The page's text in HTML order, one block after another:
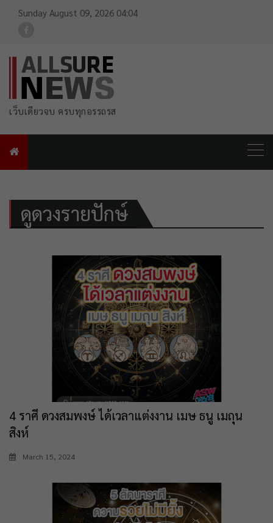
Sunday August 09, 2026 04:04
เว็บเดียวจบ ครบทุกอรรถรส
ดูดวงรายปักษ์
4 ราศี ดวงสมพงษ์ ได้เวลาแต่งงาน เมษ ธนู เมถุน
สิงห์
March 15, 2024